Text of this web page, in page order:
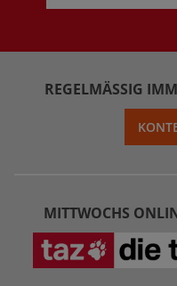
REGELMÄSSIG
MITTWOCHS